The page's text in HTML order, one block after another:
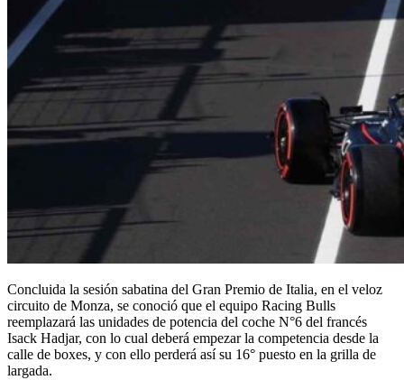
Concluida la sesión sabatina del Gran Premio de Italia, en el veloz
circuito de Monza, se conoció que el equipo Racing Bulls
reemplazará las unidades de potencia del coche N°6 del francés
Isack Hadjar, con lo cual deberá empezar la competencia desde la
calle de boxes, y con ello perderá así su 16° puesto en la grilla de
largada.